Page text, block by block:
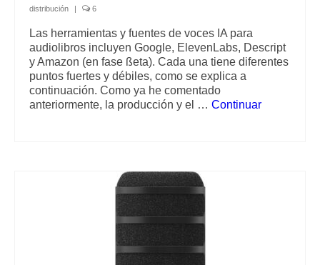
distribución
6
Las herramientas y fuentes de voces IA para
audiolibros incluyen Google, ElevenLabs, Descript
y Amazon (en fase ßeta). Cada una tiene diferentes
puntos fuertes y débiles, como se explica a
continuación. Como ya he comentado
anteriormente, la producción y el … Continuar